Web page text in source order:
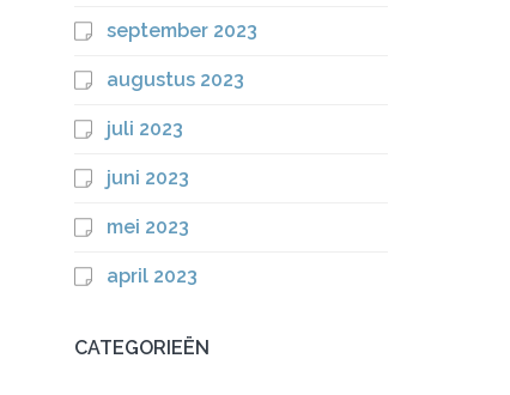
september 2023
augustus 2023
juli 2023
juni 2023
mei 2023
april 2023
CATEGORIEËN